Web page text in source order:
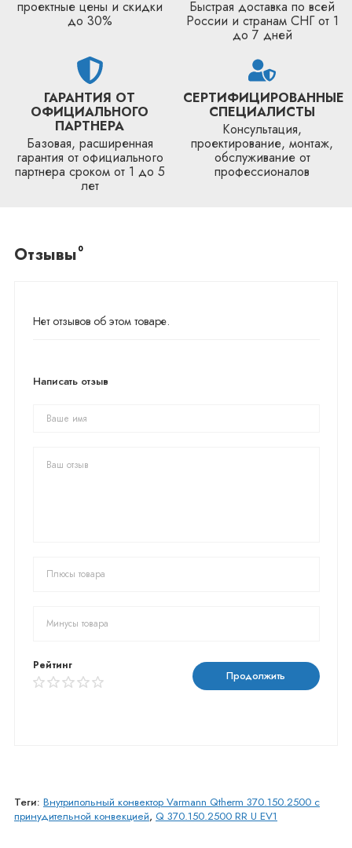
проектные цены и скидки
до 30%
Быстрая доставка по всей
России и странам СНГ от 1
до 7 дней
ГАРАНТИЯ ОТ
ОФИЦИАЛЬНОГО
ПАРТНЕРА
Базовая, расширенная
гарантия от официального
партнера сроком от 1 до 5
лет
СЕРТИФИЦИРОВАННЫЕ
СПЕЦИАЛИСТЫ
Консультация,
проектирование, монтаж,
обслуживание от
профессионалов
Отзывы 0
Нет отзывов об этом товаре.
Написать отзыв
Рейтинг
Продолжить
Теги: Внутрипольный конвектор Varmann Qtherm 370.150.2500 с
принудительной конвекцией, Q 370.150.2500 RR U EV1